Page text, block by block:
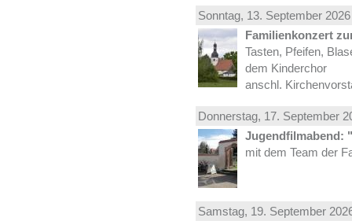
Sonntag, 13. September
Familienkonzert
Tasten, Pfeifen,
dem Kinderchor
anschl.
Donnerstag, 17. September
Jugendfilmabend:
mit dem Team der
Samstag, 19. September